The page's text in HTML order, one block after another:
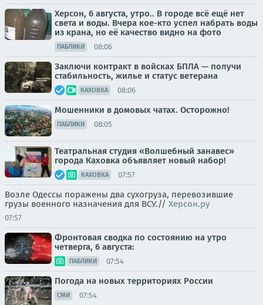
Херсон, 6 августа, утро.. В городе всё ещё нет
света и воды. Вчера кое-кто успел набрать воды
из крана, но её качество видно на фото
ПАБЛИКИ 08:06
Заключи контракт в войсках БПЛА — получи
стабильность, жилье и статус ветерана
КАХОВКА 08:06
Мошенники в домовых чатах. Осторожно!
ПАБЛИКИ 08:05
Театральная студия «Волшебный занавес»
города Каховка объявляет новый набор!
КАХОВКА 07:57
Возле Одессы поражены два сухогруза, перевозившие
грузы военного назначения для ВСУ.// Херсон.ру
07:57
Фронтовая сводка по состоянию на утро
четверга, 6 августа:
ПАБЛИКИ 07:54
Погода на новых территориях России
СМИ 07:54